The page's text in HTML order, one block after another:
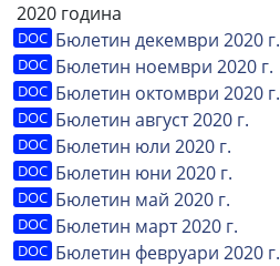
2020 година
Бюлетин декември 2020 г.
Бюлетин ноември 2020 г.
Бюлетин октомври 2020 г.
Бюлетин август 2020 г.
Бюлетин юли 2020 г.
Бюлетин юни 2020 г.
Бюлетин май 2020 г.
Бюлетин март 2020 г.
Бюлетин февруари 2020 г.